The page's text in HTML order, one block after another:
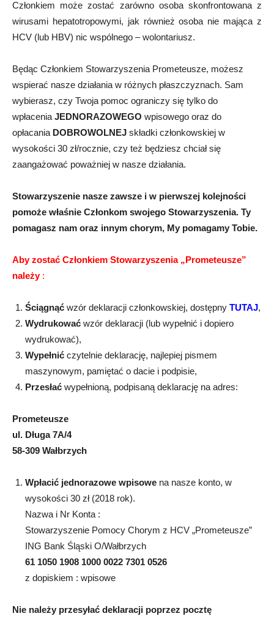
Członkiem może zostać zarówno osoba skonfrontowana z
wirusami hepatotropowymi, jak również osoba nie mająca z
HCV (lub HBV) nic wspólnego – wolontariusz.
Będąc Członkiem Stowarzyszenia Prometeusze, możesz
wspierać nasze działania w różnych płaszczyznach. Sam
wybierasz, czy Twoja pomoc ograniczy się tylko do
wpłacenia JEDNORAZOWEGO wpisowego oraz do
opłacania DOBROWOLNEJ składki członkowskiej w
wysokości 30 zł/rocznie, czy też będziesz chciał się
zaangażować poważniej w nasze działania.
Stowarzyszenie nasze zawsze i w pierwszej kolejności
pomoże właśnie Członkom swojego Stowarzyszenia. Ty
pomagasz nam oraz innym chorym, My pomagamy Tobie.
Aby zostać Członkiem Stowarzyszenia „Prometeusze”
należy :
Ściągnąć wzór deklaracji członkowskiej, dostępny TUTAJ,
Wydrukować wzór deklaracji (lub wypełnić i dopiero
wydrukować),
Wypełnić czytelnie deklarację, najlepiej pismem
maszynowym, pamiętać o dacie i podpisie,
Przesłać wypełnioną, podpisaną deklarację na adres:
Prometeusze
ul. Długa 7A/4
58-309 Wałbrzych
Wpłacić jednorazowe wpisowe na nasze konto, w
wysokości 30 zł (2018 rok).
Nazwa i Nr Konta :
Stowarzyszenie Pomocy Chorym z HCV „Prometeusze”
ING Bank Śląski O/Wałbrzych
61 1050 1908 1000 0022 7301 0526
z dopiskiem : wpisowe
Nie należy przesyłać deklaracji poprzez pocztę